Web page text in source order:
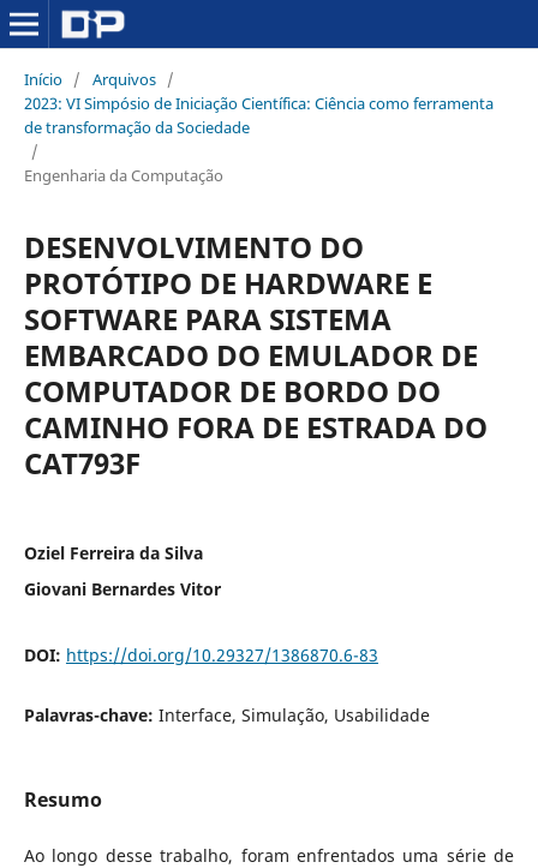
Início / Arquivos /
2023: VI Simpósio de Iniciação Científica: Ciência como ferramenta
de transformação da Sociedade
/
Engenharia da Computação
DESENVOLVIMENTO DO
PROTÓTIPO DE HARDWARE E
SOFTWARE PARA SISTEMA
EMBARCADO DO EMULADOR DE
COMPUTADOR DE BORDO DO
CAMINHO FORA DE ESTRADA DO
CAT793F
Oziel Ferreira da Silva
Giovani Bernardes Vitor
DOI: https://doi.org/10.29327/1386870.6-83
Palavras-chave: Interface, Simulação, Usabilidade
Resumo
Ao longo desse trabalho, foram enfrentados uma série de